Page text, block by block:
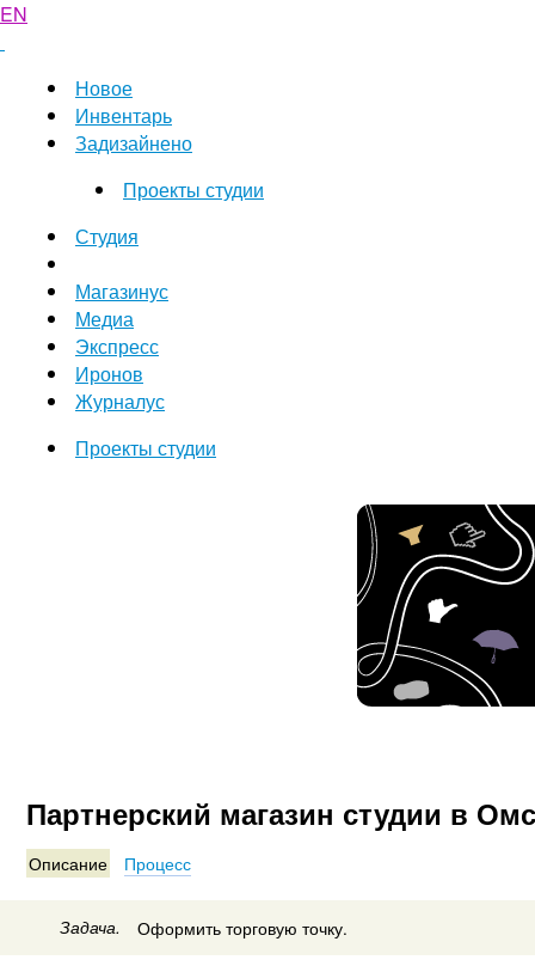
EN
Новое
Инвентарь
Задизайнено
Проекты студии
Студия
Магазинус
Медиа
Экспресс
Иронов
Журналус
Проекты студии
Партнерский магазин студии в
Описание Процесс
Задача. Оформить торговую точку.